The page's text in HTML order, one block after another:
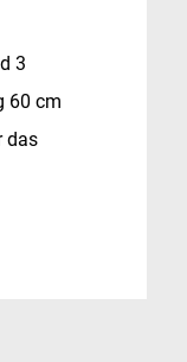
3
60 cm
das